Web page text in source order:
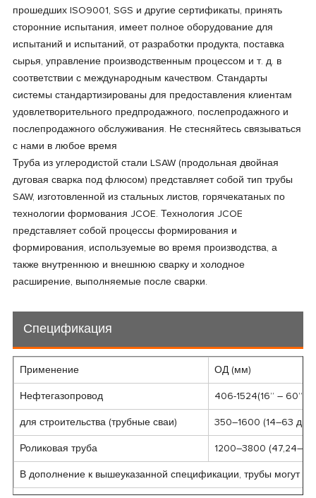
прошедших ISO9001, SGS и другие сертификаты, принять
сторонние испытания, имеет полное оборудование для
испытаний и испытаний, от разработки продукта, поставка
сырья, управление производственным процессом и т. д. в
соответствии с международным качеством. Стандарты
системы стандартизированы для предоставления клиентам
удовлетворительного предпродажного, послепродажного и
послепродажного обслуживания. Не стесняйтесь связываться
с нами в любое время
Труба из углеродистой стали LSAW (продольная двойная
дуговая сварка под флюсом) представляет собой тип трубы
SAW, изготовленной из стальных листов, горячекатаных по
технологии формования JCOE. Технология JCOE
представляет собой процессы формирования и
формирования, используемые во время производства, а
также внутреннюю и внешнюю сварку и холодное
расширение, выполняемые после сварки.
Спецификация
Применение ОД (мм)
Нефтегазопровод 406-1524(16” – 60”)
для строительства (трубные сваи) 350–1600 (14–63
Роликовая труба 1200–3800
В дополнение к вышеуказанной спецификации, трубы могут